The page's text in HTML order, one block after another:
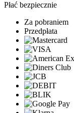
Płać bezpiecznie
Za pobraniem
Przedpłata